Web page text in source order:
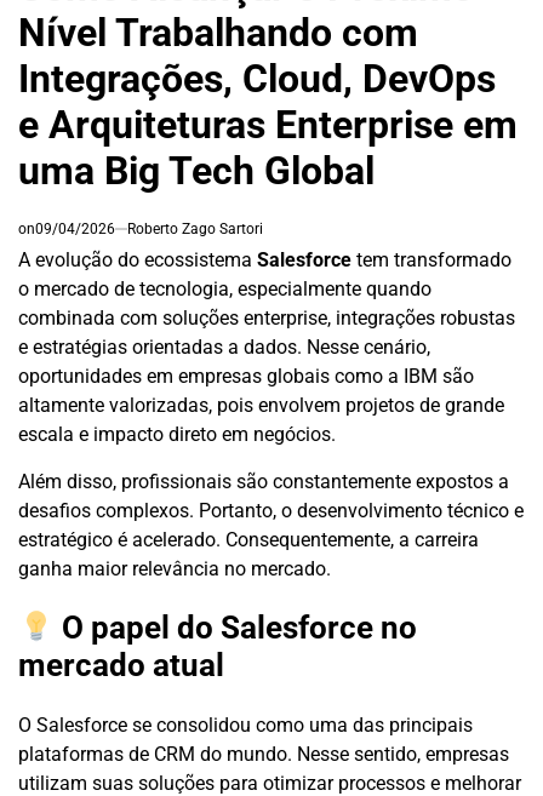
Nível Trabalhando com
Integrações, Cloud, DevOps
e Arquiteturas Enterprise em
uma Big Tech Global
on09/04/2026 Roberto Zago Sartori
A evolução do ecossistema Salesforce tem transformado
o mercado de tecnologia, especialmente quando
combinada com soluções enterprise, integrações robustas
e estratégias orientadas a dados. Nesse cenário,
oportunidades em empresas globais como a IBM são
altamente valorizadas, pois envolvem projetos de grande
escala e impacto direto em negócios.
Além disso, profissionais são constantemente expostos a
desafios complexos. Portanto, o desenvolvimento técnico e
estratégico é acelerado. Consequentemente, a carreira
ganha maior relevância no mercado.
O papel do Salesforce no
mercado atual
O Salesforce se consolidou como uma das principais
plataformas de CRM do mundo. Nesse sentido, empresas
utilizam suas soluções para otimizar processos e melhorar